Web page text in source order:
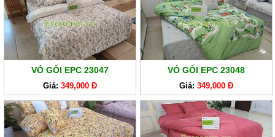
LẺ
SẢN
PHẨM
KHÁCVỎ GỐI EPC 23047
Giá: 349,000 Đ
VỎ GỐI EPC 23048
Giá: 349,000 Đ